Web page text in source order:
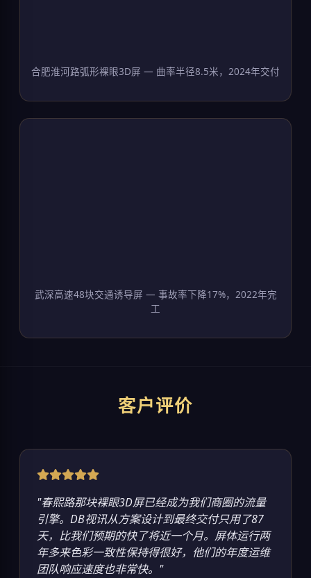
合肥淮河路弧形裸眼3D屏 — 曲率半径8.5米，2024年交付
武深高速48块交通诱导屏 — 事故率下降17%，2022年完
工
客户评价
"春熙路那块裸眼3D屏已经成为我们商圈的流量
引擎。DB视讯从方案设计到最终交付只用了87
天，比我们预期的快了将近一个月。屏体运行两
年多来色彩一致性保持得很好，他们的年度运维
团队响应速度也非常快。"